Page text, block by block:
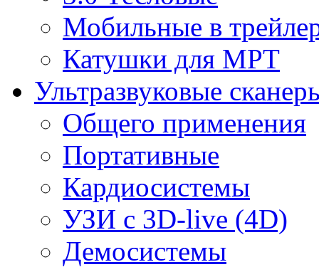
Мобильные в
Катушки для МРТ
Ультразвуковые
Общего применения
Портативные
Кардиосистемы
УЗИ с 3D-live (4D)
Демосистемы